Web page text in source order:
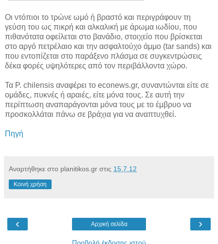
Οι ντόπιοι το τρώνε ωμό ή βραστό και περιγράφουν τη
γεύση του ως πικρή και αλκαλική με άρωμα ιωδίου, που
πιθανότατα οφείλεται στο βανάδιο, στοιχείο που βρίσκεται
στο αργό πετρέλαιο και την ασφαλτούχο άμμο (tar sands) και
που εντοπίζεται στο παράξενο πλάσμα σε συγκεντρώσεις
δέκα φορές υψηλότερες από τον περιβάλλοντα χώρο.
Τα P. chilensis αναφέρει το econews.gr, συναντώνται είτε σε
ομάδες, πυκνές ή αραιές, είτε μόνα τους. Σε αυτή την
περίπτωση αναπαράγονται μόνα τους με το έμβρυο να
προσκολλάται πάνω σε βράχια για να αναπτυχθεί.
Πηγή
Αναρτήθηκε στο planitikos.gr στις 15.7.12
Κοινή χρήση
‹ ›
Αρχική σελίδα